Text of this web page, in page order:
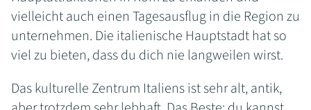
vielleicht auch einen Tagesausflug in die Region zu
unternehmen. Die italienische Hauptstadt hat so
viel zu bieten, dass du dich nie langweilen wirst.
Das kulturelle Zentrum Italiens ist sehr alt, antik,